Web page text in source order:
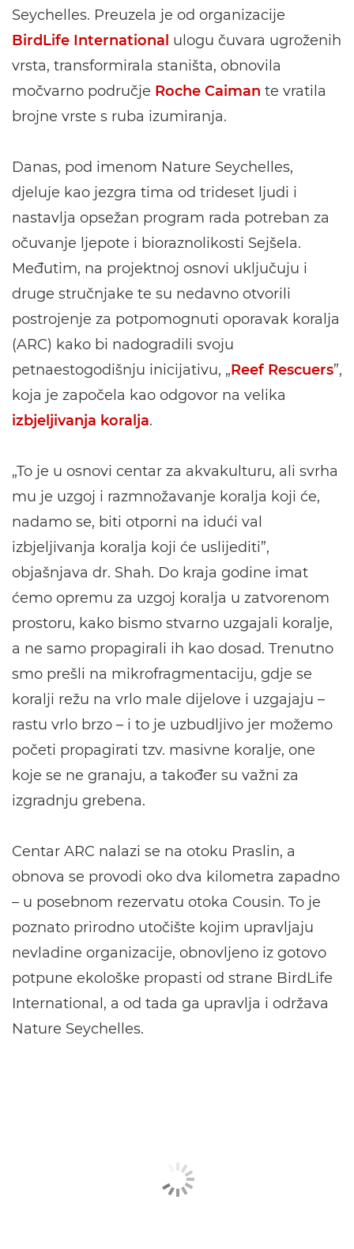
Seychelles. Preuzela je od organizacije
BirdLife International ulogu čuvara ugroženih
vrsta, transformirala staništa, obnovila
močvarno područje Roche Caiman te vratila
brojne vrste s ruba izumiranja.
Danas, pod imenom Nature Seychelles,
djeluje kao jezgra tima od trideset ljudi i
nastavlja opsežan program rada potreban za
očuvanje ljepote i bioraznolikosti Sejšela.
Međutim, na projektnoj osnovi uključuju i
druge stručnjake te su nedavno otvorili
postrojenje za potpomognuti oporavak koralja
(ARC) kako bi nadogradili svoju
petnaestogodišnju inicijativu, „Reef Rescuers”,
koja je započela kao odgovor na velika
izbjeljivanja koralja.
„To je u osnovi centar za akvakulturu, ali svrha
mu je uzgoj i razmnožavanje koralja koji će,
nadamo se, biti otporni na idući val
izbjeljivanja koralja koji će uslijediti”,
objašnjava dr. Shah. Do kraja godine imat
ćemo opremu za uzgoj koralja u zatvorenom
prostoru, kako bismo stvarno uzgajali koralje,
a ne samo propagirali ih kao dosad. Trenutno
smo prešli na mikrofragmentaciju, gdje se
koralji režu na vrlo male dijelove i uzgajaju –
rastu vrlo brzo – i to je uzbudljivo jer možemo
početi propagirati tzv. masivne koralje, one
koje se ne granaju, a također su važni za
izgradnju grebena.
Centar ARC nalazi se na otoku Praslin, a
obnova se provodi oko dva kilometra zapadno
– u posebnom rezervatu otoka Cousin. To je
poznato prirodno utočište kojim upravljaju
nevladine organizacije, obnovljeno iz gotovo
potpune ekološke propasti od strane BirdLife
International, a od tada ga upravlja i održava
Nature Seychelles.